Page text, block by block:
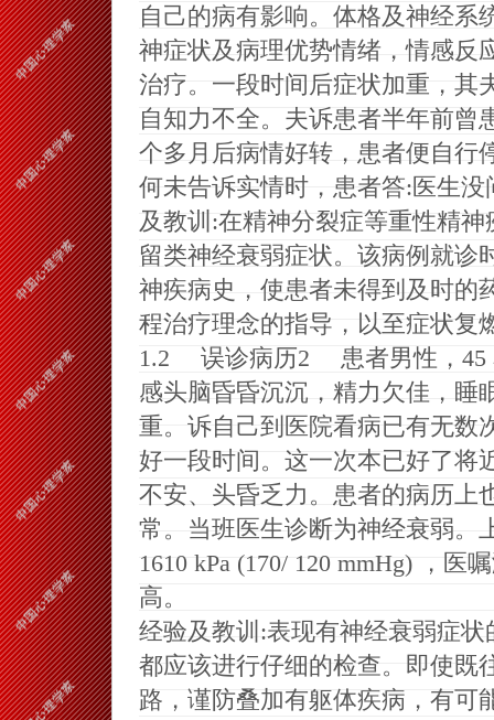
自己的病有影响。体格及神经系
神症状及病理优势情绪 ，情感反
治疗。一段时间后症状加重 ， 其
自知力不全。夫诉患者半年前曾
个多月后病情好转， 患者便自行
何未告诉实情时， 患者答: 医生没
及教训 :在精神分裂症等重性精
留类神经衰弱症状。该病例就诊
神疾病史 ， 使患者未得到及时的
程治疗理念的指导 ， 以至症状复
1.2 误诊病历2 患者男性 ， 45
感头脑昏昏沉沉 ， 精力欠佳 ， 睡
重。诉自己到医院看病已有无数
好一段时间。这一次本已好了将
不安、头昏乏力。患者的病历上
常。当班医生诊断为神经衰弱。
1610 kPa (170/ 120 mmHg) ， 医
高。
经验及教训 :表现有神经衰弱症状
都应该进行仔细的检查。即使既
路 ， 谨防叠加有躯体疾病 ， 有可